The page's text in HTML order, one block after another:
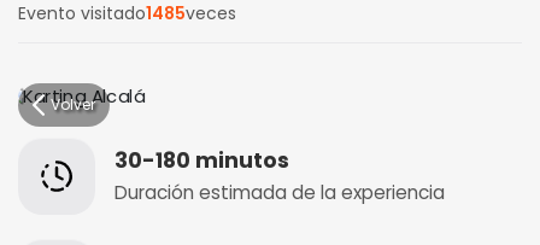
Evento visitado1485veces
Volver
30-180 minutos
Duración estimada de la experiencia